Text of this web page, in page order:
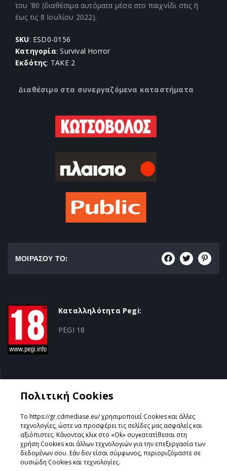
του '80 (διαθέσιμα αυτόματα μέσα στο παιχνίδι στις ή
έως τις 8 Ιουλίου 2022).
SKU: ESD0-0156
Κατηγορία: Survival Horror
Εκδότης: TAKE 2
Διαθέσιμο στα συνεργαζόμενα καταστήματα
ΜΟΙΡΑΣΟΥ ΤΟ:
Καταλληλότητα Pegi:
PEGI 18
Survival Horror
Σχεδιάστηκε & Υλοποιήθηκε απόGeeSmo - Internet
Transformation
Πολιτική Cookies
Το https://gr.cdmediase.eu/ χρησιμοποιεί Cookies και άλλες
τεχνολογίες, ώστε να προσφέρει τις σελίδες μας ασφαλείς και
αξιόπιστες. Κάνοντας κλικ στο «Ok» συγκατατίθεσαι στη
χρήση Cookies και άλλων τεχνολογιών για την επεξεργασία των
δεδομένων σου. Εάν δεν είσαι σύμφωνος, περιοριζόμαστε σε
ουσιώδη Cookies και τεχνολογίες.